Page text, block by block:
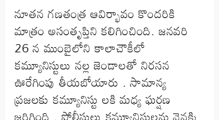
నూతన గణతంత్ర ఆవిర్భావం కొందరికి
మాత్రం అసంతృప్తిని కలిగించింది. జనవరి
26 న ముంబైలోని కాలాచౌకీలో
కమ్యూనిస్టులు నల్ల జెండాలతో నిరసన
ఊరేగింపు తీయబోయారు . సామాన్య
ప్రజలకు కమ్యూనిస్టు లకి మధ్య ఘర్షణ